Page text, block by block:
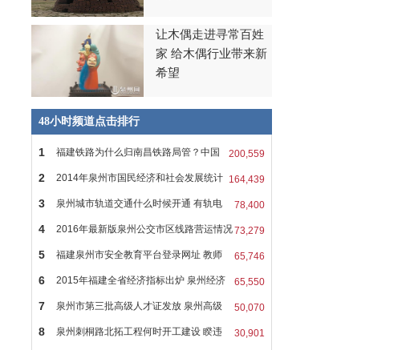
让木偶走进寻常百姓
家 给木偶行业带来新
希望
48小时频道点击排行
200,559
1 福建铁路为什么归南昌铁路局管？中国
18 164,439
2 2014年泉州市国民经济和社会发展统计
公报 78,400
3 泉州城市轨道交通什么时候开通 有轨电
73,279
4 2016年最新版泉州公交市区线路营运情况
65,746
5 福建泉州市安全教育平台登录网址 教师
65,550
6 2015年福建全省经济指标出炉 泉州经济
50,070
7 泉州市第三批高级人才证发放 泉州高级
30,901
8 泉州刺桐路北拓工程何时开工建设 睽违